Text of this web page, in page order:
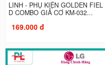
LINH - PHỤ KIỆN GOLDEN FIEL
D COMBO GIẢ CƠ KM-032...
169.000 đ